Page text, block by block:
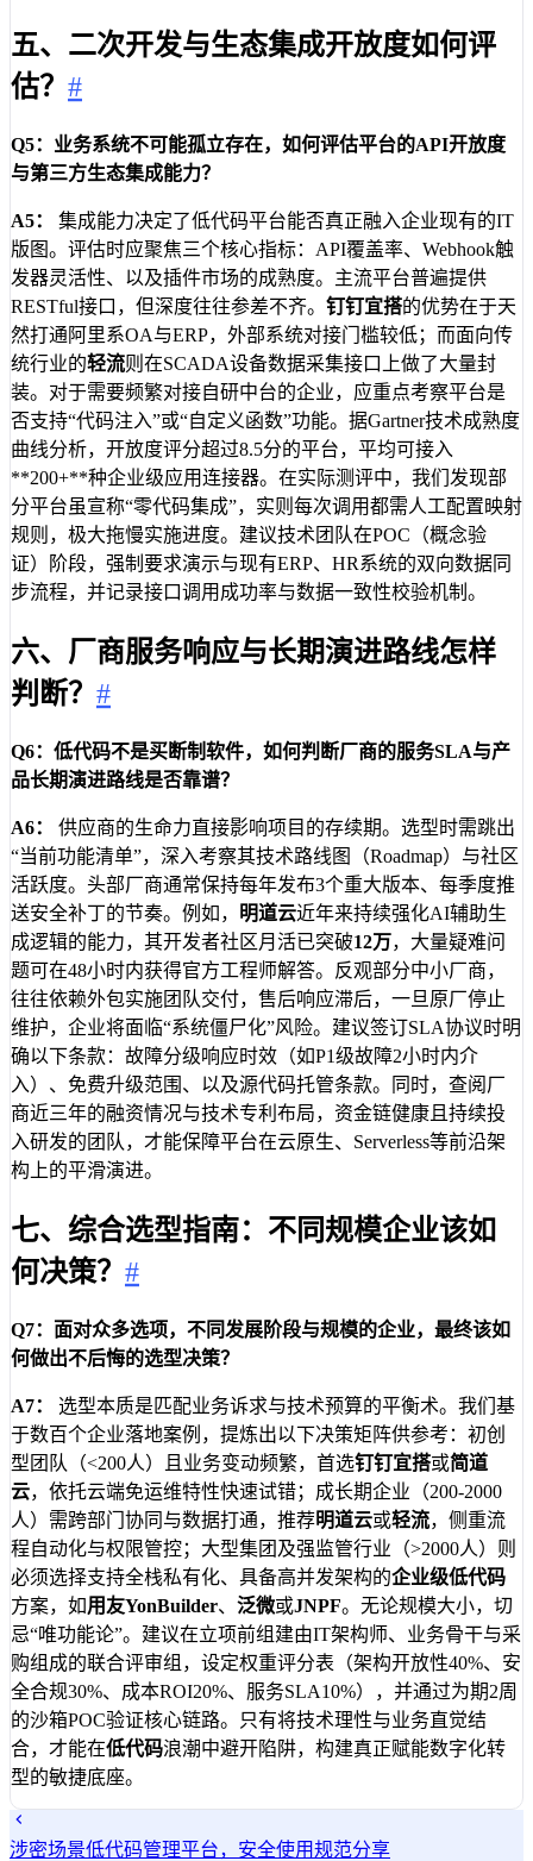
五、二次开发与生态集成开放度如何评
估？ #
Q5：业务系统不可能孤立存在，如何评估平台的API开放度
与第三方生态集成能力？
A5：
集成能力决定了低代码平台能否真正融入企业现有的IT
版图。评估时应聚焦三个核心指标：API覆盖率、Webhook触
发器灵活性、以及插件市场的成熟度。主流平台普遍提供
RESTful接口，但深度往往参差不齐。 钉钉宜搭的优势在于天
然打通阿里系OA与ERP，外部系统对接门槛较低；而面向传
统行业的轻流则在SCADA设备数据采集接口上做了大量封
装。对于需要频繁对接自研中台的企业，应重点考察平台是
否支持“代码注入”或“自定义函数”功能。据Gartner技术成熟度
曲线分析，开放度评分超过8.5分的平台，平均可接入
**200+**种企业级应用连接器。在实际测评中，我们发现部
分平台虽宣称“零代码集成”，实则每次调用都需人工配置映射
规则，极大拖慢实施进度。建议技术团队在POC（概念验
证）阶段，强制要求演示与现有ERP、HR系统的双向数据同
步流程，并记录接口调用成功率与数据一致性校验机制。
六、厂商服务响应与长期演进路线怎样
判断？ #
Q6：低代码不是买断制软件，如何判断厂商的服务SLA与产
品长期演进路线是否靠谱？
A6：
供应商的生命力直接影响项目的存续期。选型时需跳出
“当前功能清单”，深入考察其技术路线图（Roadmap）与社区
活跃度。头部厂商通常保持每年发布3个重大版本、每季度推
送安全补丁的节奏。例如， 明道云近年来持续强化AI辅助生
成逻辑的能力，其开发者社区月活已突破12万，大量疑难问
题可在48小时内获得官方工程师解答。反观部分中小厂商，
往往依赖外包实施团队交付，售后响应滞后，一旦原厂停止
维护，企业将面临“系统僵尸化”风险。建议签订SLA协议时明
确以下条款：故障分级响应时效（如P1级故障2小时内介
入）、免费升级范围、以及源代码托管条款。同时，查阅厂
商近三年的融资情况与技术专利布局，资金链健康且持续投
入研发的团队，才能保障平台在云原生、Serverless等前沿架
构上的平滑演进。
七、综合选型指南：不同规模企业该如
何决策？ #
Q7：面对众多选项，不同发展阶段与规模的企业，最终该如
何做出不后悔的选型决策？
A7：
选型本质是匹配业务诉求与技术预算的平衡术。我们基
于数百个企业落地案例，提炼出以下决策矩阵供参考：初创
型团队（<200人）且业务变动频繁，首选钉钉宜搭或简道
云，依托云端免运维特性快速试错；成长期企业（200-2000
人）需跨部门协同与数据打通，推荐明道云或轻流，侧重流
程自动化与权限管控；大型集团及强监管行业（>2000人）则
必须选择支持全栈私有化、具备高并发架构的企业级低代码
方案，如用友YonBuilder、 泛微或JNPF。无论规模大小，切
忌“唯功能论”。建议在立项前组建由IT架构师、业务骨干与采
购组成的联合评审组，设定权重评分表（架构开放性40%、安
全合规30%、成本ROI20%、服务SLA10%），并通过为期2周
的沙箱POC验证核心链路。只有将技术理性与业务直觉结
合，才能在低代码浪潮中避开陷阱，构建真正赋能数字化转
型的敏捷底座。
涉密场景低代码管理平台，安全使用规范分享